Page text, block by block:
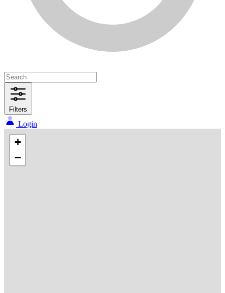
Filters
Login
+
−